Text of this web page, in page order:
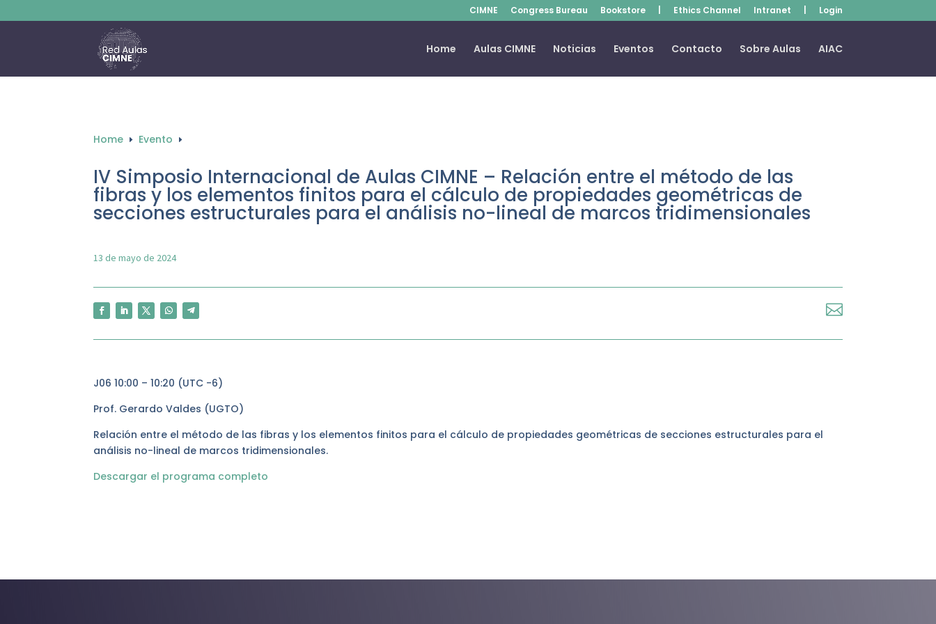
CIMNE Congress Bureau Bookstore Ethics Channel Intranet Login
Home Aulas CIMNE Noticias Eventos Contacto Sobre Aulas AIAC
Home E Evento E
IV Simposio Internacional de Aulas CIMNE – Relación entre el método de las
fibras y los elementos finitos para el cálculo de propiedades geométricas de
secciones estructurales para el análisis no-lineal de marcos tridimensionales
13 de mayo de 2024

J06 10:00 – 10:20 (UTC -6)
Prof. Gerardo Valdes (UGTO)
Relación entre el método de las fibras y los elementos finitos para el cálculo de propiedades geométricas de secciones estructurales para el
análisis no-lineal de marcos tridimensionales.
Descargar el programa completo